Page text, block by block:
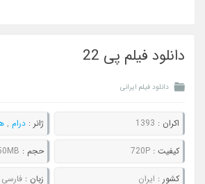
دانلود فیلم پی 22
دانلود فیلم ایرانی
اکران : 1393 ژانر : درام ,
کیفیت :720P حجم :
کشور : ایران زبان : فارسی